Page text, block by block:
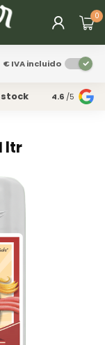
0
€IVA incluido
Tienda
4.6 /5
ltr